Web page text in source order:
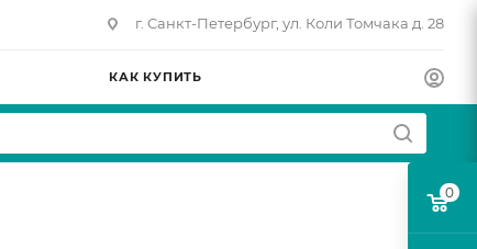
г. Санкт-Петербург, ул. Коли Томчака д. 28
КАК КУПИТЬ
0